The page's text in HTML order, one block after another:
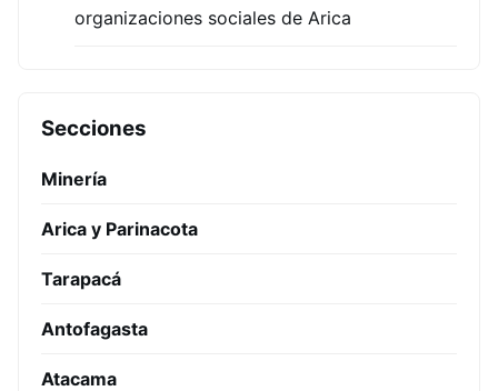
organizaciones sociales de Arica
Secciones
Minería
Arica y Parinacota
Tarapacá
Antofagasta
Atacama